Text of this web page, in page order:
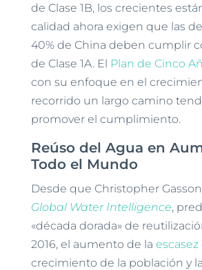
de Clase 1B, los crecientes
calidad ahora exigen que las
40% de China deben cumplir
de Clase 1A. El Plan de Cinco
con su enfoque en el
recorrido un largo camino
promover el cumplimiento.
Reúso del Agua en
Todo el Mundo
Desde que Christopher
Global Water Intelligence,
«década dorada» de
2016, el aumento de la
crecimiento de la población y